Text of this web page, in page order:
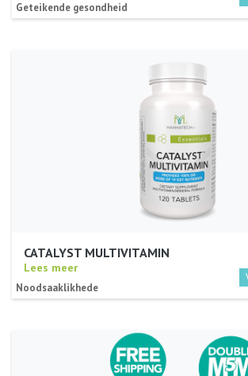
Geteikende gesondheid
CATALYST MULTIVITAMIN
Lees meer
Noodsaaklikhede